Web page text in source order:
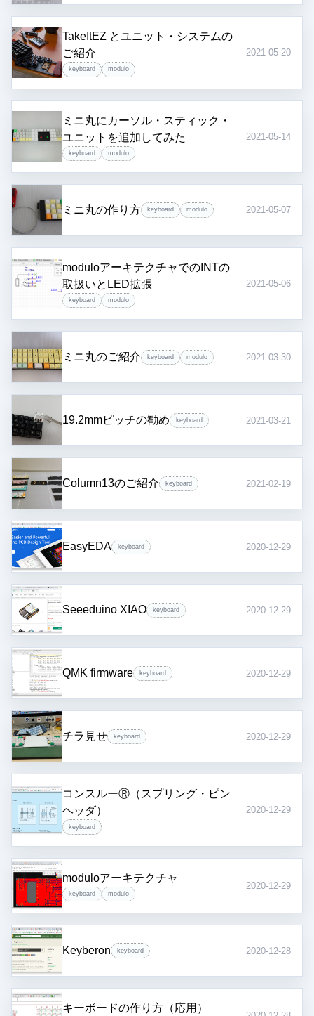
TakeItEZ とユニット・システムの
ご紹介
keyboard modulo
2021-05-20
ミニ丸にカーソル・スティック・
ユニットを追加してみた
keyboard modulo
2021-05-14
ミニ丸の作り方 keyboard modulo 2021-05-07
moduloアーキテクチャでのINTの
取扱いとLED拡張
keyboard modulo
2021-05-06
ミニ丸のご紹介 keyboard modulo 2021-03-30
19.2mmピッチの勧め keyboard 2021-03-21
Column13のご紹介 keyboard 2021-02-19
EasyEDA keyboard 2020-12-29
Seeeduino XIAO keyboard 2020-12-29
QMK firmware keyboard 2020-12-29
チラ見せ keyboard 2020-12-29
コンスルーⓇ（スプリング・ピン
ヘッダ）
keyboard
2020-12-29
moduloアーキテクチャ
keyboard modulo
2020-12-29
Keyberon keyboard 2020-12-28
キーボードの作り方（応用）